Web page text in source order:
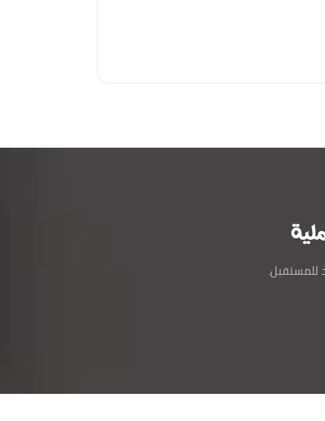
للمستقبل.